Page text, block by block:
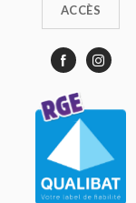
ACCÈS